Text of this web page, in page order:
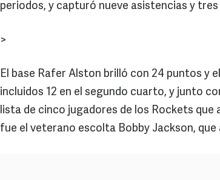
periodos, y capturó nueve asistencias y
>
El base Rafer Alston brilló con 24 puntos y
incluidos 12 en el segundo cuarto, y junto
lista de cinco jugadores de los Rockets
fue el veterano escolta Bobby Jackson,